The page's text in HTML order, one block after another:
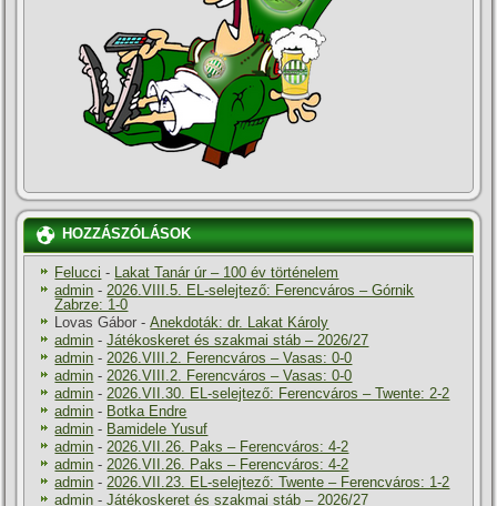
HOZZÁSZÓLÁSOK
Felucci - Lakat Tanár úr – 100 év történelem
admin - 2026.VIII.5. EL-selejtező: Ferencváros – Górnik
Zabrze: 1-0
Lovas Gábor -Anekdoták: dr. Lakat Károly
admin -Játékoskeret és szakmai stáb – 2026/27
admin - 2026.VIII.2. Ferencváros – Vasas: 0-0
admin - 2026.VIII.2. Ferencváros – Vasas: 0-0
admin - 2026.VII.30. EL-selejtező: Ferencváros – Twente: 2-2
admin - Botka Endre
admin - Bamidele Yusuf
admin - 2026.VII.26. Paks – Ferencváros: 4-2
admin - 2026.VII.26. Paks – Ferencváros: 4-2
admin - 2026.VII.23. EL-selejtező: Twente – Ferencváros: 1-2
admin -Játékoskeret és szakmai stáb – 2026/27